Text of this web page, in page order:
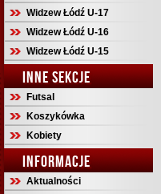
Widzew Łódź U-17
Widzew Łódź U-16
Widzew Łódź U-15
INNE SEKCJE
Futsal
Koszykówka
Kobiety
INFORMACJE
Aktualności